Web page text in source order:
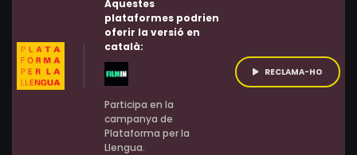
desconegut. Els interrogatoris se succeeixen i no falten
sospitosos, però els dubtes de Yohan no deixen de
créixer. Només hi ha una certesa: el crim es va cometre
en la nit del 12.
Aquestes
plataformes podrien
oferir la versió en
català:
Participa en la
campanya de
Plataforma per la
Llengua.
RECLAMA-HO